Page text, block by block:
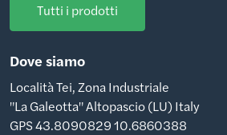
Tutti i prodotti
Dove siamo
Località Tei, Zona Industriale
"La Galeotta" Altopascio (LU) Italy
GPS 43.8090829 10.6860388